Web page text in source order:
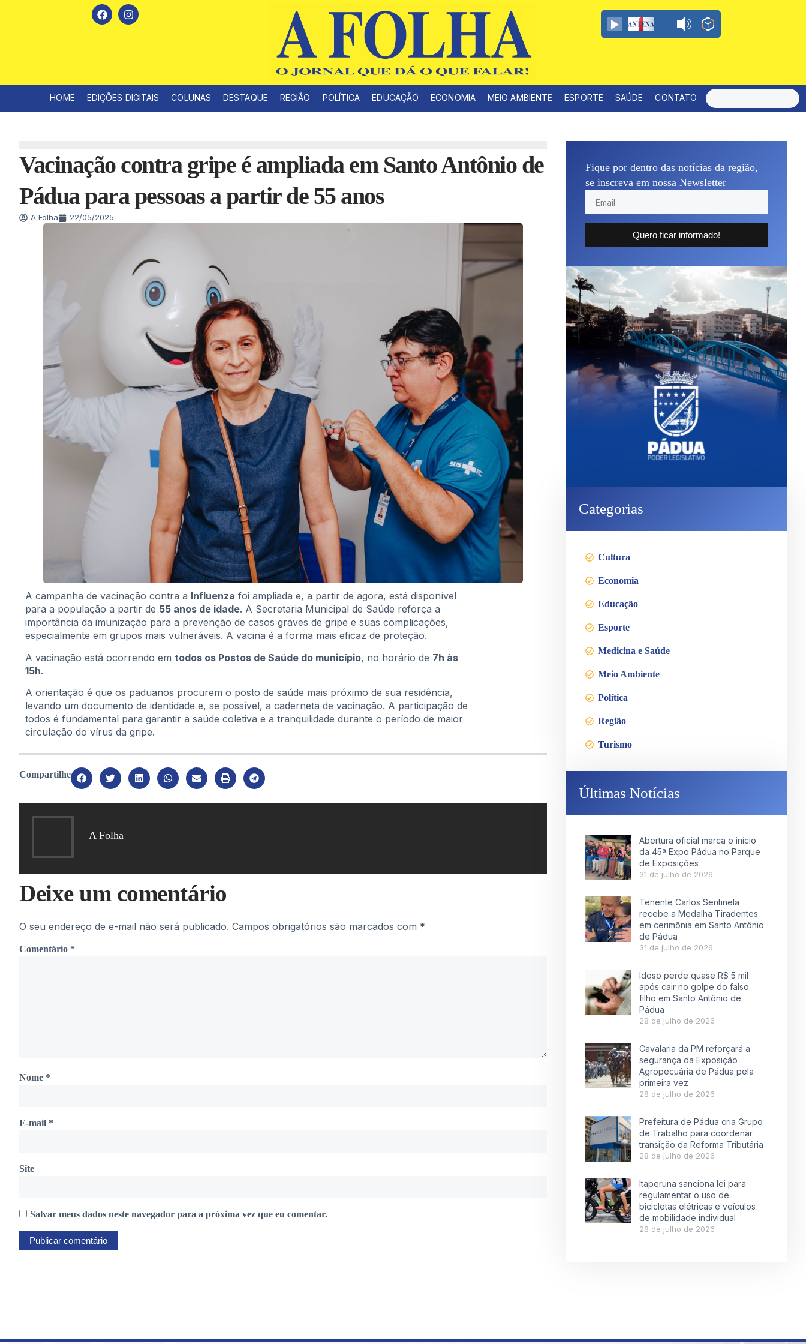
HOME EDIÇÕES DIGITAIS COLUNAS DESTAQUE REGIÃO POLÍTICA EDUCAÇÃO ECONOMIA MEIO AMBIENTE ESPORTE SAÚDE CONTATO
Vacinação contra gripe é ampliada em Santo Antônio de
Pádua para pessoas a partir de 55 anos
A Folha 22/05/2025
A campanha de vacinação contra a Influenza foi ampliada e, a partir de agora, está disponível
para a população a partir de 55 anos de idade. A Secretaria Municipal de Saúde reforça a
importância da imunização para a prevenção de casos graves de gripe e suas complicações,
especialmente em grupos mais vulneráveis. A vacina é a forma mais eficaz de proteção.
A vacinação está ocorrendo em todos os Postos de Saúde do município, no horário de 7h às
15h.
A orientação é que os paduanos procurem o posto de saúde mais próximo de sua residência,
levando um documento de identidade e, se possível, a caderneta de vacinação. A participação de
todos é fundamental para garantir a saúde coletiva e a tranquilidade durante o período de maior
circulação do vírus da gripe.
Compartilhe
A Folha
Deixe um comentário
O seu endereço de e-mail não será publicado. Campos obrigatórios são marcados com *
Comentário *
Nome *
E-mail *
Site
Salvar meus dados neste navegador para a próxima vez que eu comentar.
Fique por dentro das notícias da região,
se inscreva em nossa Newsletter
Quero ficar informado!
Categorias
Cultura
Economia
Educação
Esporte
Medicina e Saúde
Meio Ambiente
Política
Região
Turismo
Últimas Notícias
Abertura oficial marca o início
da 45ª Expo Pádua no Parque
de Exposições
31 de julho de 2026
Tenente Carlos Sentinela
recebe a Medalha Tiradentes
em cerimônia em Santo Antônio
de Pádua
31 de julho de 2026
Idoso perde quase R$ 5 mil
após cair no golpe do falso
filho em Santo Antônio de
Pádua
28 de julho de 2026
Cavalaria da PM reforçará a
segurança da Exposição
Agropecuária de Pádua pela
primeira vez
28 de julho de 2026
Prefeitura de Pádua cria Grupo
de Trabalho para coordenar
transição da Reforma Tributária
28 de julho de 2026
Itaperuna sanciona lei para
regulamentar o uso de
bicicletas elétricas e veículos
de mobilidade individual
28 de julho de 2026